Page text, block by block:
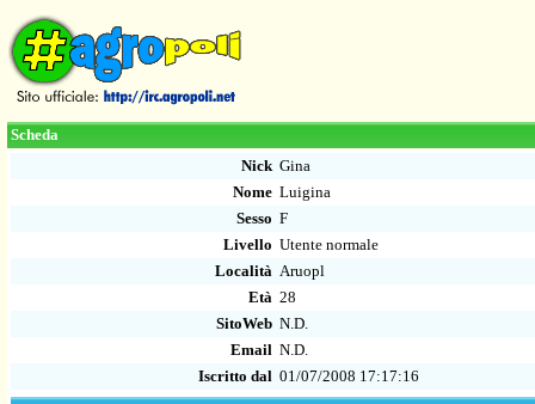
Scheda
Nick Gina
Nome Luigina
Sesso F
Livello Utente normale
Località Aruopl
Età 28
SitoWeb N.D.
Email N.D.
Iscritto dal 01/07/2008 17:17:16